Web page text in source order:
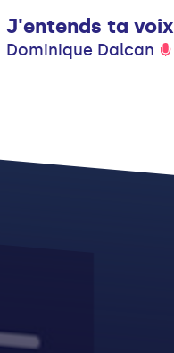
J'entends ta voix
Dominique Dalcan